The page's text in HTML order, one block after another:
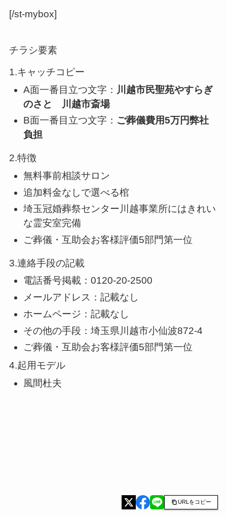
[/st-mybox]
チラシ要素
1.キャッチコピー
A面一番目立つ文字： 川越市民聖苑やすらぎ
のさと 川越市斎場
B面一番目立つ文字： ご葬儀費用5万円弊社
負担
2.特徴
無料事前相談サロン
追加料金なしで選べる棺
埼玉冠婚葬祭センター川越事業所にはきれい
な霊安室完備
ご葬儀・互助会お客様評価5部門第一位
3.連絡手段の記載
電話番号掲載：0120-20-2500
メールアドレス：記載なし
ホームページ：記載なし
その他の手段：埼玉県川越市小仙波872-4
ご葬儀・互助会お客様評価5部門第一位
4.起用モデル
風間杜夫
URLをコピー